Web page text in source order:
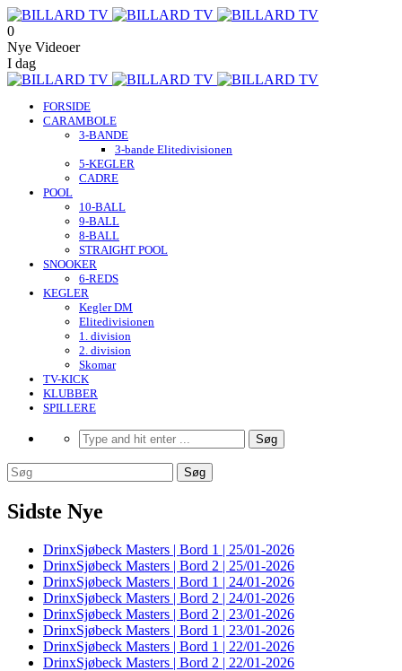
0
Nye Videoer
I dag
FORSIDE
CARAMBOLE
3-BANDE
3-bande Elitedivisionen
5-KEGLER
CADRE
POOL
10-BALL
9-BALL
8-BALL
STRAIGHT POOL
SNOOKER
6-REDS
KEGLER
Kegler DM
Elitedivisionen
1. division
2. division
Skomar
TV-KICK
KLUBBER
SPILLERE
Sidste Nye
DrinxSjøbeck Masters | Bord 1 | 25/01-2026
DrinxSjøbeck Masters | Bord 2 | 25/01-2026
DrinxSjøbeck Masters | Bord 1 | 24/01-2026
DrinxSjøbeck Masters | Bord 2 | 24/01-2026
DrinxSjøbeck Masters | Bord 2 | 23/01-2026
DrinxSjøbeck Masters | Bord 1 | 23/01-2026
DrinxSjøbeck Masters | Bord 1 | 22/01-2026
DrinxSjøbeck Masters | Bord 2 | 22/01-2026